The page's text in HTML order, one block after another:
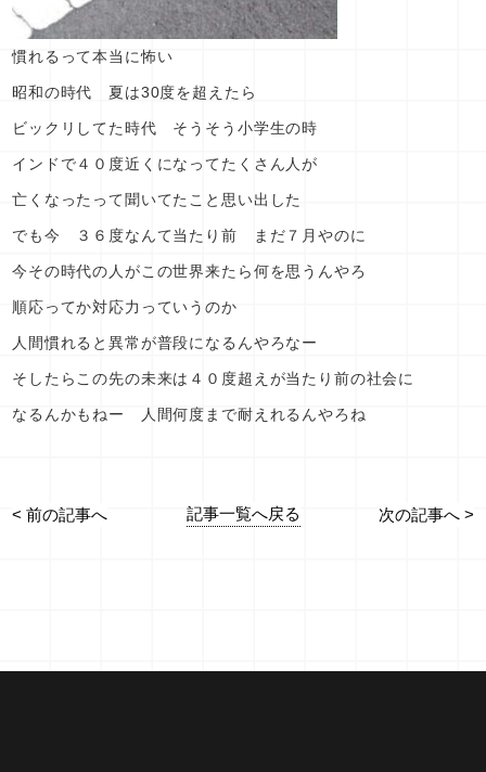
慣れるって本当に怖い
昭和の時代 夏は30度を超えたら
ビックリしてた時代 そうそう小学生の時
インドで４０度近くになってたくさん人が
亡くなったって聞いてたこと思い出した
でも今 ３６度なんて当たり前 まだ７月やのに
今その時代の人がこの世界来たら何を思うんやろ
順応ってか対応力っていうのか
人間慣れると異常が普段になるんやろなー
そしたらこの先の未来は４０度超えが当たり前の社会に
なるんかもねー 人間何度まで耐えれるんやろね
< 前の記事へ 記事一覧へ戻る 次の記事へ >